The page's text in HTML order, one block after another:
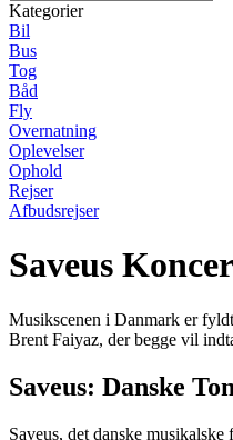
Kategorier
Bil
Bus
Tog
Båd
Fly
Overnatning
Oplevelser
Ophold
Rejser
Afbudsrejser
Saveus
Musikscenen i Danmark er
Brent Faiyaz, der begge vil
Saveus: Danske
Saveus, det danske